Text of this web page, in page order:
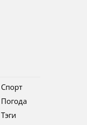
Спорт
Погода
Тэги